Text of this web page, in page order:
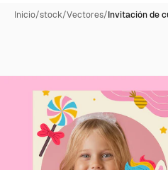
Inicio/stock/Vectores/Invitación de